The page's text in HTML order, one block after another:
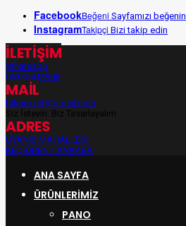
FacebookBeğeni Sayfamızı beğenin
InstagramTakipçi Bizi takip edin
İLETİŞİM
Whatsapp
05335443908
MAİL
bilgirozet@gmail.com
Siz İsteyin, Biz Tasarlayalım
ADRES
UYANIŞ MAHALLESİ
KEÇİÖREN / ANKARA
ANA SAYFA
ÜRÜNLERIMIZ
PANO